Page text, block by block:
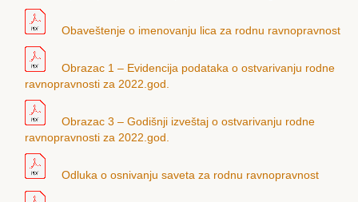
Obaveštenje o imenovanju lica za rodnu ravnopravnost
Obrazac 1 – Еvidencija podataka o ostvarivanju rodne
ravnopravnosti za 2022.god.
Obrazac 3 – Godišnji izveštaj o ostvarivanju rodne
ravnopravnosti za 2022.god.
Odluka o osnivanju saveta za rodnu ravnopravnost